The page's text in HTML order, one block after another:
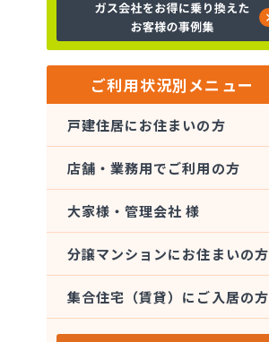
ご利用状況別メニュー
戸建住居にお住まいの方
店舗・業務用でご利用の方
大家様・管理会社 様
分譲マンションにお住まいの方
集合住宅（賃貸）にご入居の方